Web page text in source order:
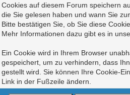
Cookies auf diesem Forum speichern
die Sie gelesen haben und wann Sie
Bitte bestätigen Sie, ob Sie diese
Mehr Informationen dazu gibt es in
Ein Cookie wird in Ihrem Browser
gespeichert, um zu verhindern, dass
gestellt wird. Sie können Ihre Cookie-
Link in der Fußzeile ändern.